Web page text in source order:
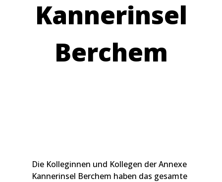
Kannerinsel
Berchem
Die Kolleginnen und Kollegen der Annexe
Kannerinsel Berchem haben das gesamte